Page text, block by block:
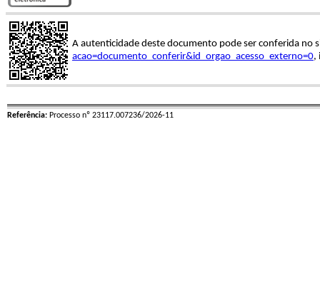
A autenticidade deste documento pode ser conferida no
acao=documento_conferir&id_orgao_acesso_externo=0,
Referência: Processo nº 23117.007236/2026-11